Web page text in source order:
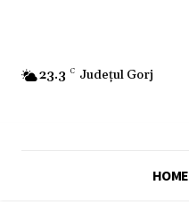
23.3 C Județul Gorj
HOME